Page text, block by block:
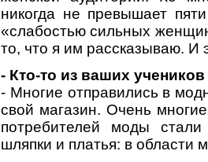
никогда не превышает
«слабостью сильных
то, что я им рассказываю. И
- Кто-то из ваших
- Многие отправились в
свой магазин. Очень
потребителей моды
шляпки и платья: в